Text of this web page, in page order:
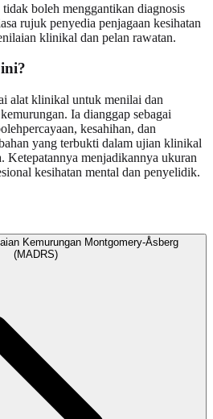
boleh menggantikan diagnosis
rujuk penyedia penjagaan kesihatan
klinikal dan pelan rawatan.
alat klinikal untuk menilai dan
Ia dianggap sebagai
kesahihan, dan
yang terbukti dalam ujian klinikal
Ketepatannya menjadikannya ukuran
kesihatan mental dan penyelidik.
Kemurungan Montgomery-Åsberg
(MADRS)